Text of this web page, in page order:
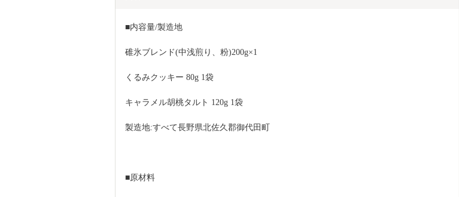
■内容量/製造地
碓氷ブレンド(中浅煎り、粉)200g×1
くるみクッキー 80g 1袋
キャラメル胡桃タルト 120g 1袋
製造地:すべて長野県北佐久郡御代田町
■原材料